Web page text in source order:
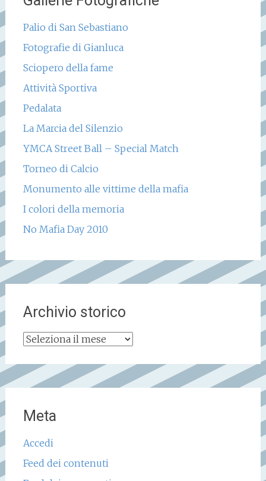
Palio di San Sebastiano
Fotografie di Gianluca
Sciopero della fame
Attività Sportiva
Pedalata
La Marcia del Silenzio
YMCA Street Ball – Special Match
Torneo di Calcio
Monumento alle vittime della mafia
I colori della memoria
No Mafia Day 2010
Archivio storico
Archivio
Meta
Accedi
Feed dei contenuti